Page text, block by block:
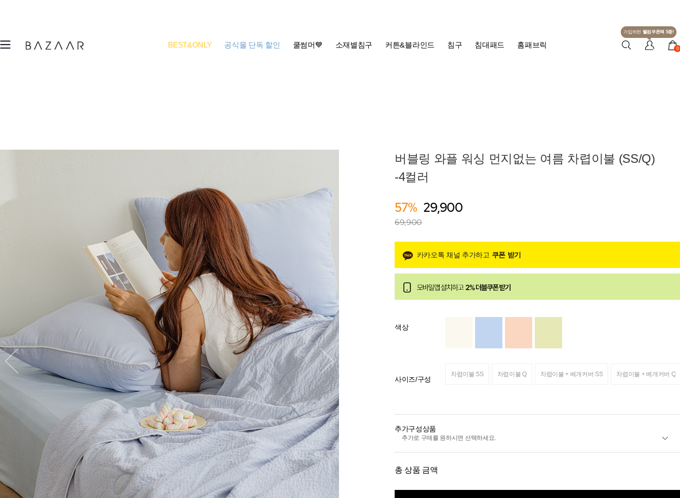
BEST&ONLY 공식몰 단독 할인 쿨썸머💙 소재별침구 커튼&블라인드 침구 침대패드 홈패브릭
가입하면 웰컴쿠폰팩 5종!
0
버블링 와플 워싱 먼지없는 여름 차렵이불 (SS/Q)
-4컬러
57% 29,900
69,900
카카오톡 채널 추가하고 쿠폰 받기
색상
사이즈/구성
차렵이불 SS 차렵이불 Q 차렵이불 + 베개커버 SS 차렵이불 + 베개커버 Q
추가구성상품
추가로 구매를 원하시면 선택하세요.
총 상품 금액